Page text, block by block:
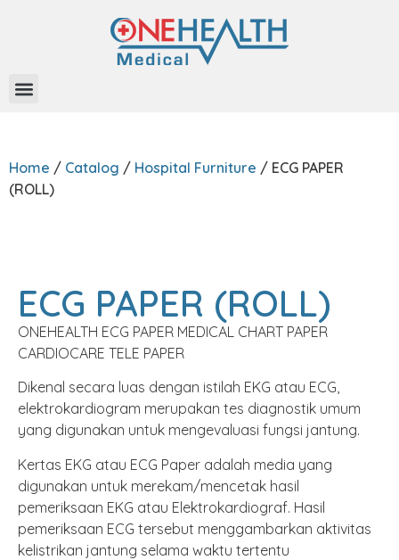
Home / Catalog / Hospital Furniture / ECG PAPER
(ROLL)
ECG PAPER (ROLL)
ONEHEALTH ECG PAPER MEDICAL CHART PAPER
CARDIOCARE TELE PAPER
Dikenal secara luas dengan istilah EKG atau ECG,
elektrokardiogram merupakan tes diagnostik umum
yang digunakan untuk mengevaluasi fungsi jantung.
Kertas EKG atau ECG Paper adalah media yang
digunakan untuk merekam/mencetak hasil
pemeriksaan EKG atau Elektrokardiograf. Hasil
pemeriksaan ECG tersebut menggambarkan aktivitas
kelistrikan jantung selama waktu tertentu